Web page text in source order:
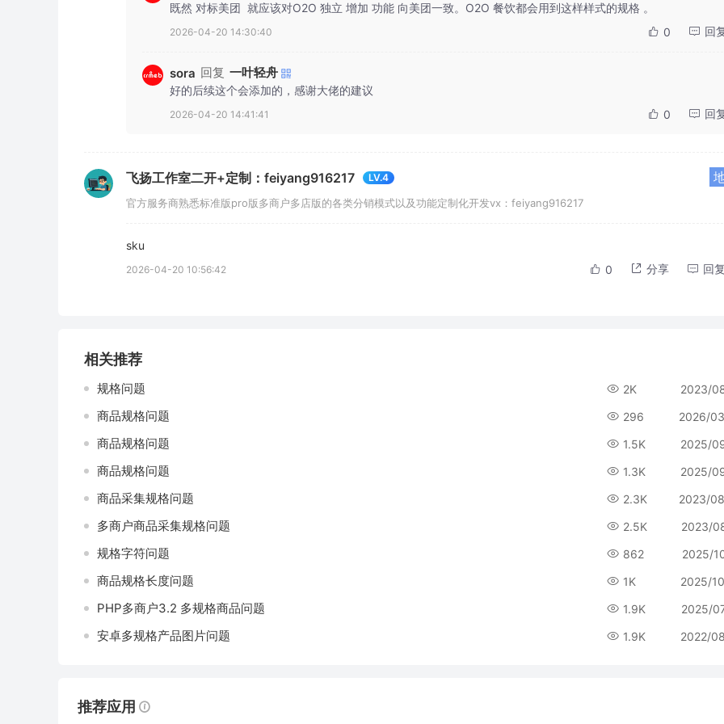
既然 对标美团  就应该对O2O 独立 增加 功能 向美团一致。O2O 餐饮都会用到这样样式的规格 。
2026-04-20 14:30:40 0 回
sora 回复 一叶轻舟
好的后续这个会添加的，感谢大佬的建议
2026-04-20 14:41:41 0 回
飞扬工作室二开+定制：feiyang916217 LV.4
官方服务商熟悉标准版pro版多商户多店版的各类分销模式以及功能定制化开发vx：feiyang916217
sku
2026-04-20 10:56:42 0 分享 回复
相关推荐
规格问题 2K 2023/
商品规格问题 296 2026/
商品规格问题 1.5K 2025/
商品规格问题 1.3K 2025/
商品采集规格问题 2.3K 2023/
多商户商品采集规格问题 2.5K 2023/
规格字符问题 862 2025/
商品规格长度问题 1K 2025/
PHP多商户3.2 多规格商品问题 1.9K 2025/
安卓多规格产品图片问题 1.9K 2022/
推荐应用